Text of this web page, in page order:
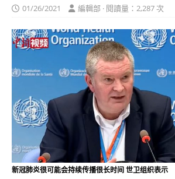
01/26/2021 編輯部 · 閱讀量：2,287 次
新冠肺炎很可能会持续传播很长时间 世卫组织表示